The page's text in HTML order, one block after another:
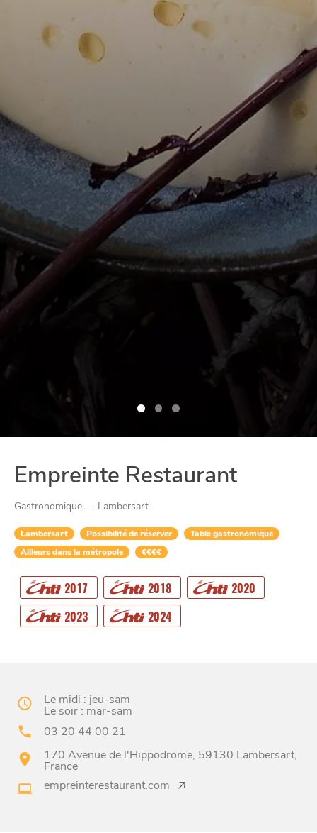
Empreinte Restaurant
Gastronomique — Lambersart
Lambersart Possibilité de réserver
Table gastronomique
Ailleurs dans la métropole
€€€€
2017 2018
2020
2023
2024
Le midi : jeu-sam
Le soir : mar-sam
03 20 44 00 21
170 Avenue de l'Hippodrome, 59130 Lambersart,
France
empreinterestaurant.com
CHTITE
CANAILLE
BONS PLANS ET ADRESSES